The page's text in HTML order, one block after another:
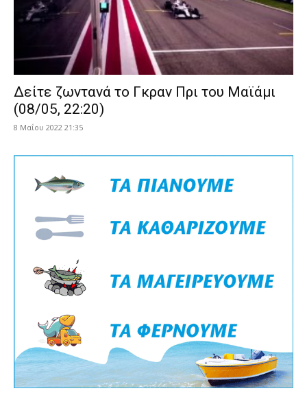
Δείτε ζωντανά το Γκραν Πρι του Μαϊάμι
(08/05, 22:20)
8 Μαΐου 2022 21:35